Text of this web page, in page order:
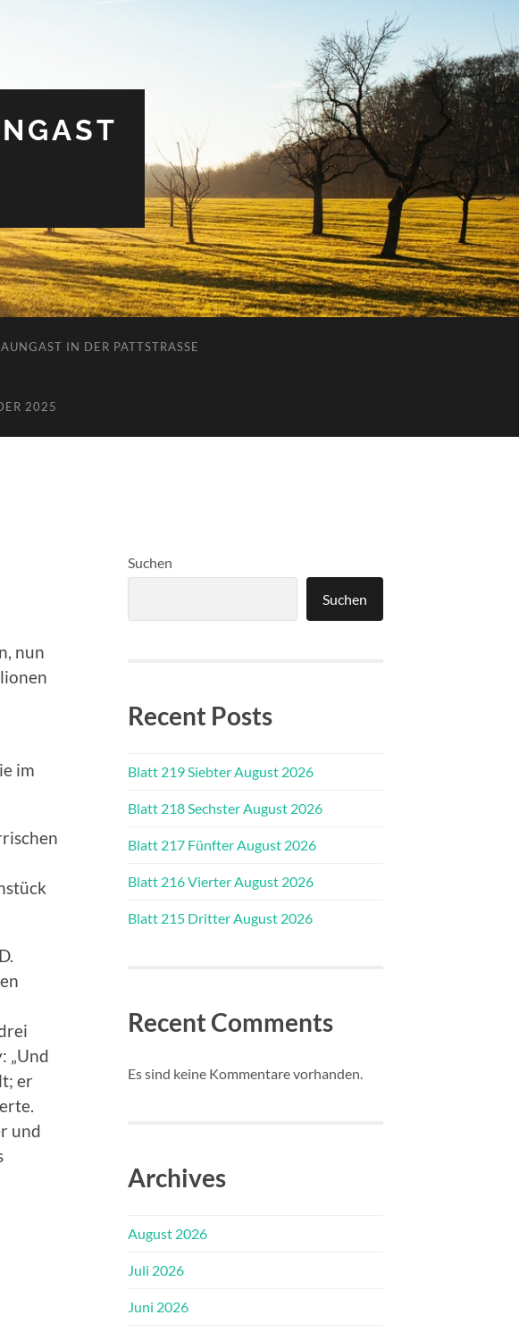
IN DER PATTSTRASSE
2025
nun
im
„Und
er
und
Suchen
Suchen
Recent Posts
Blatt 219 Siebter August 2026
Blatt 218 Sechster August 2026
Blatt 217 Fünfter August 2026
Blatt 216 Vierter August 2026
Blatt 215 Dritter August 2026
Recent Comments
Es sind keine Kommentare vorhanden.
Archives
August 2026
Juli 2026
Juni 2026